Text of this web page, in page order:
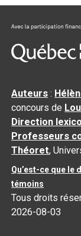
Auteurs :
concours de
Direction
Professeurs
Théoret,
Qu’est-ce que le
témoins
Tous droits
2026-08-03